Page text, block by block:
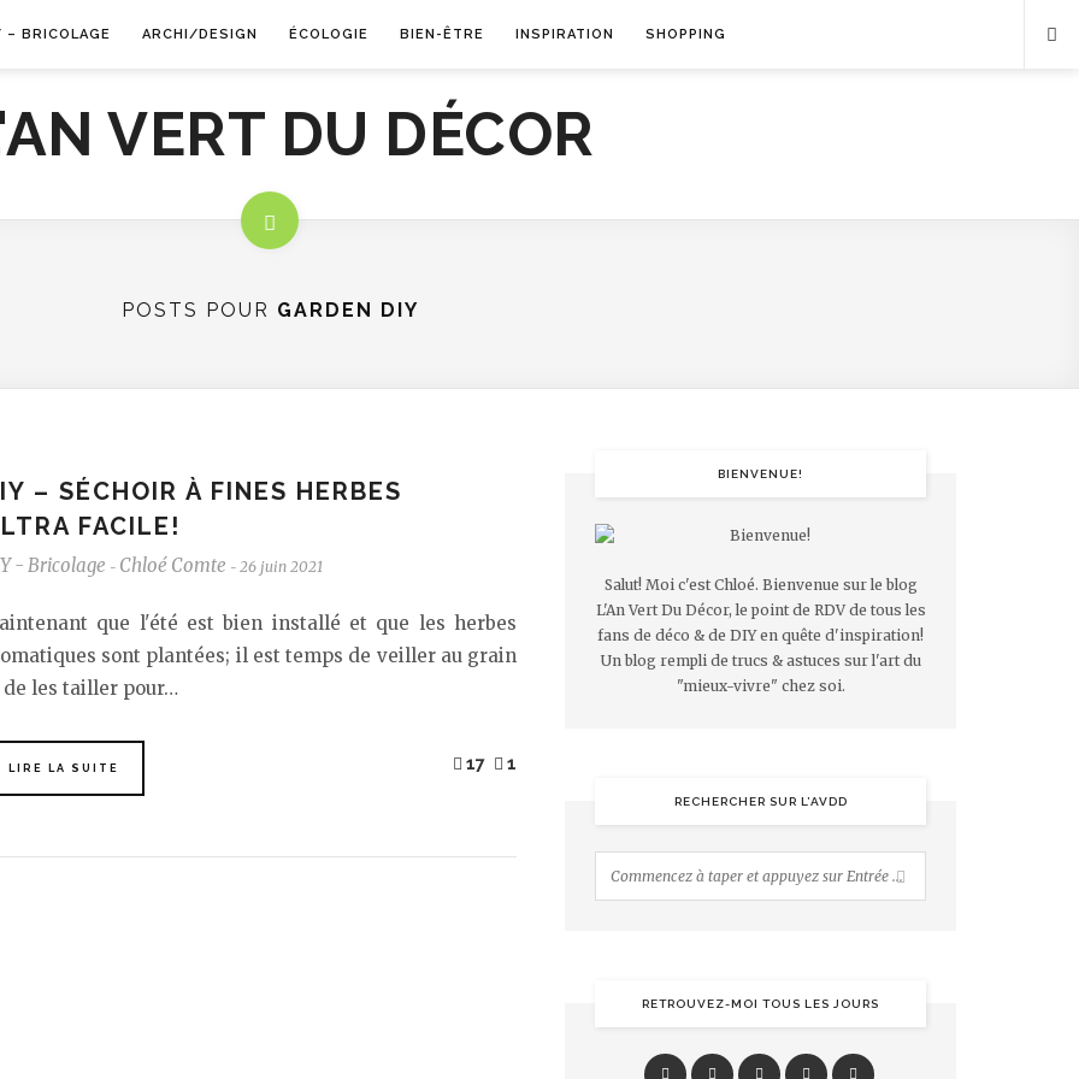
– BRICOLAGE ARCHI/DESIGN ÉCOLOGIE BIEN-ÊTRE INSPIRATION SHOPPING
POSTS POUR GARDEN DIY
– SÉCHOIR À FINES HERBES
FACILE!
- Bricolage - Chloé Comte - 26 juin 2021
que l'été est bien installé et que les herbes
sont plantées; il est temps de veiller au grain
de les tailler pour…
LIRE LA SUITE 17 1
BIENVENUE!
Salut! Moi c'est Chloé. Bienvenue sur le blog
L'An Vert Du Décor, le point de RDV de tous les
fans de déco & de DIY en quête d'inspiration!
Un blog rempli de trucs & astuces sur l'art du
"mieux-vivre" chez soi.
RECHERCHER SUR L’AVDD
RETROUVEZ-MOI TOUS LES JOURS